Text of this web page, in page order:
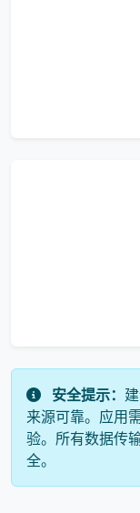
安全提示：
来源可靠。应用
验。所有数据传
全。